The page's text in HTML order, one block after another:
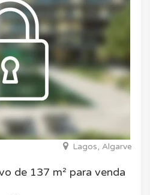
Lagos, Algarve
de 137 m² para venda